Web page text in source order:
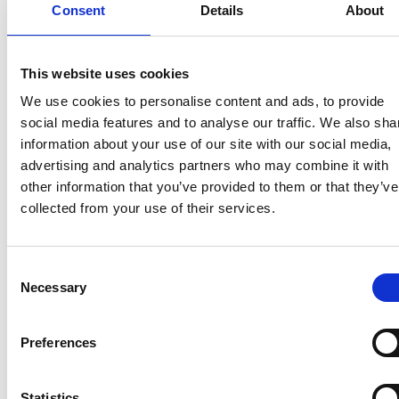
Consent Details About
This website uses cookies
We use cookies to personalise content and ads, to provide
social media features and to analyse our traffic. We also
information about your use of our site with our social media,
advertising and analytics partners who may combine it with
other information that you’ve provided to them or that they’ve
collected from your use of their services.
Selection
Necessary
Preferences
gestione delle recensioni?
tra una miriade di compiti, dalla gestione del
sono sparse su più piattaforme.
duramente guadagnata della vostra azienda.
revisioni. In questo articolo esploreremo i vantaggi